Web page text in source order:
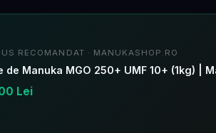
RECOMANDAT · MANUKASHOP.RO
de Manuka MGO 250+ UMF 10+ (1kg) |
Lei